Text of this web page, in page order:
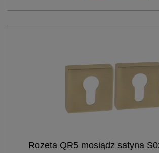
Rozeta QR5 mosiądz satyna